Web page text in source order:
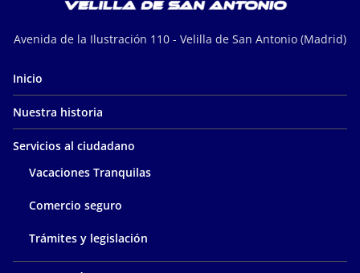
Avenida de la Ilustración 110 - Velilla de San Antonio (Madrid)
Inicio
Nuestra historia
Servicios al ciudadano
Vacaciones Tranquilas
Comercio seguro
Trámites y legislación